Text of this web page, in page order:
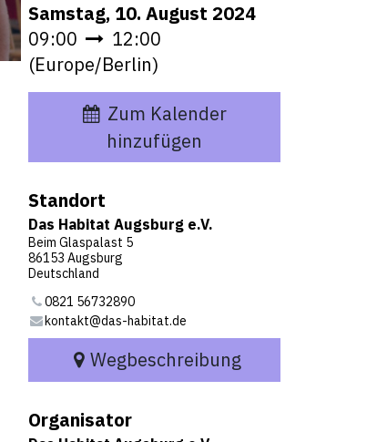
Samstag, 10. August 2024
09:00
12:00
(Europe/Berlin)
Zum Kalender
hinzufügen
Standort
Das Habitat Augsburg e.V.
Beim Glaspalast 5
86153 Augsburg
Deutschland
0821 56732890
kontakt@das-habitat.de
Wegbeschreibung
Organisator